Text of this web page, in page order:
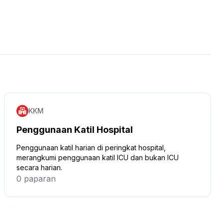
KKM
Penggunaan Katil Hospital
Penggunaan katil harian di peringkat hospital,
merangkumi penggunaan katil ICU dan bukan ICU
secara harian.
0 paparan